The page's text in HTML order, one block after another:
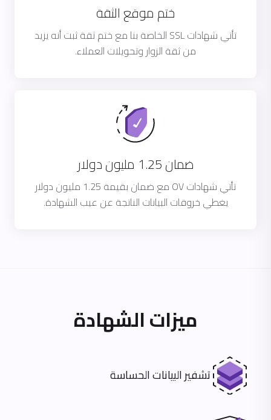
ختم موقع الثقة
تأتي شهادات SSL الخاصة بنا مع ختم ثقة ثبت أنه يزيد
من ثقة الزوار وتحويلات العملاء.
ضمان 1.25 مليون دولار
تأتي شهادات OV مع ضمان بقيمة 1.25 مليون دولار
يغطي خروقات البيانات الناتجة عن عيب الشهادة.
ميزات الشهادة
تشفير البيانات الحساسة